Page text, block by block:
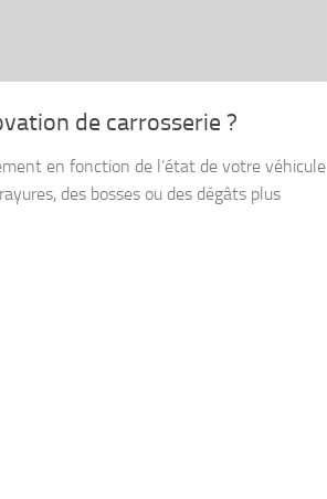
de carrosserie ?
en fonction de l’état de votre véhicule
des bosses ou des dégâts plus